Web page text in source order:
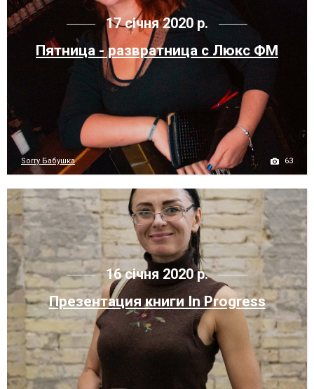
17 січня 2020 р.
Пятница - развратница с Люкс ФМ
Sorry Бабушка 63
16 січня 2020 р.
Презентация книги In Progress